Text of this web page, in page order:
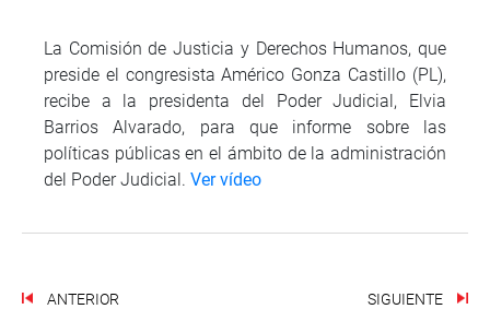
La Comisión de Justicia y Derechos Humanos, que
preside el congresista Américo Gonza Castillo (PL),
recibe a la presidenta del Poder Judicial, Elvia
Barrios Alvarado, para que informe sobre las
políticas públicas en el ámbito de la administración
del Poder Judicial. Ver vídeo
ANTERIOR SIGUIENTE